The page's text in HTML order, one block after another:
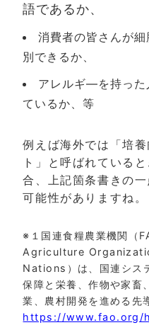
語であるか、
消費者の皆さんが
別できるか、
アレルギ―を持った
ているか、等
例えば海外では「培
ト」と呼ばれている
合、上記箇条書きの
可能性がありますね。
※１国連食糧農業機関（
Agriculture
Nations）は、国連シス
保障と栄養、作物や家畜
業、農村開発を進める先
https://www.fao.org/